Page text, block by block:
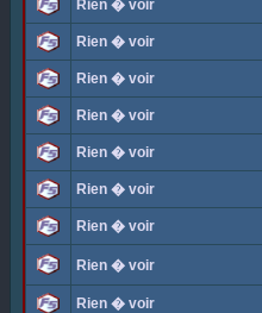
Rien � voir
Rien � voir
Rien � voir
Rien � voir
Rien � voir
Rien � voir
Rien � voir
Rien � voir
Rien � voir